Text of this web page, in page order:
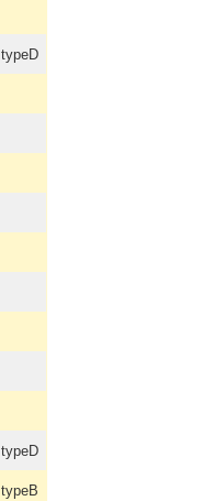
typeD
typeD
typeB